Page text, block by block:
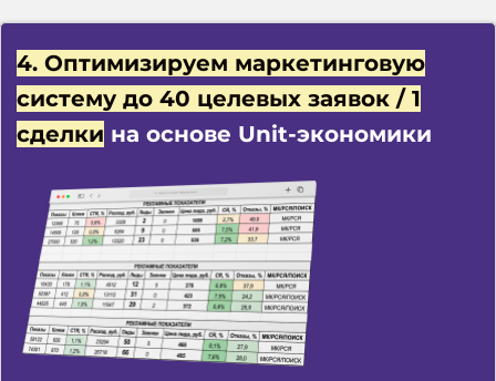
4. Оптимизируем маркетинговую
систему до 40 целевых заявок / 1
сделки на основе Unit-экономики